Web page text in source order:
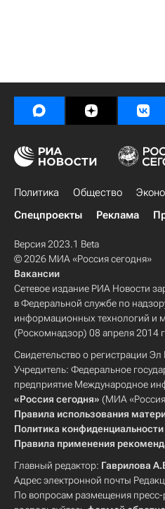
Политика Общество
Спецпроекты
Реклама
Версия 2023.1 Beta
© 2026 МИА «Россия сегодня»
Вакансии
Сетевое издание РИА Новости
в Федеральной службе по
информационных технологий и
(Роскомнадзор) 08 апреля 2014
Свидетельство о регистрации
Учредитель: Федеральное
предприятие Международное
«Россия сегодня» (МИА «Россия
Правила использования
Политика конфиденциальности
Правила применения
Главный редактор: Гаврилова
Адрес электронной почты
По вопросам размещения